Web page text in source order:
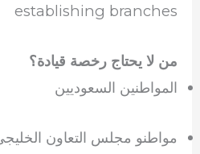
establishing branches
من لا يحتاج رخصة قيادة؟
المواطنين السعوديين
مواطنو مجلس التعاون